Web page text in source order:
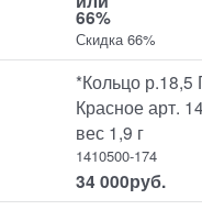
66%
Скидка 66%
*Кольцо р.18,5
Красное арт.
вес 1,9 г
1410500-174
34 000руб.